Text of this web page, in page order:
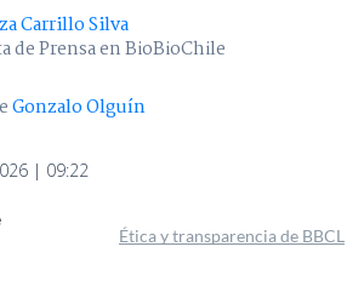
Carrillo Silva
de Prensa en BioBioChile
Gonzalo Olguín
| 09:22
Ética y transparencia de BBCL